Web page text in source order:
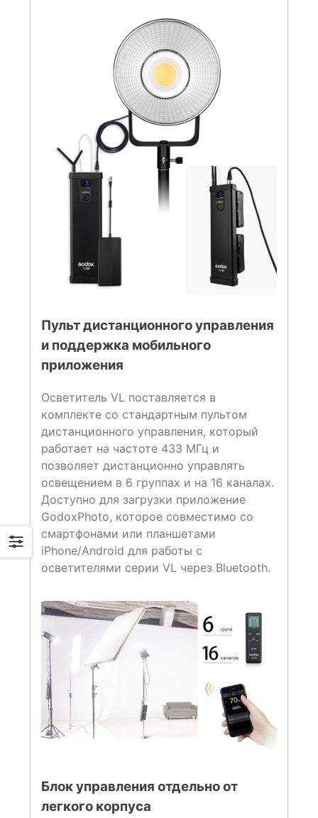
Пульт дистанционного управления
и поддержка мобильного
приложения
Осветитель VL поставляется в
комплекте со стандартным пультом
дистанционного управления, который
работает на частоте 433 МГц и
позволяет дистанционно управлять
освещением в 6 группах и на 16 каналах.
Доступно для загрузки приложение
GodoxPhoto, которое совместимо со
смартфонами или планшетами
iPhone/Android для работы с
осветителями серии VL через Bluetooth.
Блок управления отдельно от
легкого корпуса